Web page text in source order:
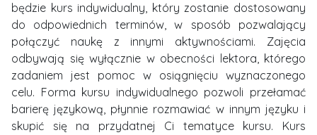
będzie kurs indywidualny, który zostanie dostosowany
do odpowiednich terminów, w sposób pozwalający
połączyć naukę z innymi aktywnościami. Zajęcia
odbywają się wyłącznie w obecności lektora, którego
zadaniem jest pomoc w osiągnięciu wyznaczonego
celu. Forma kursu indywidualnego pozwoli przełamać
barierę językową, płynnie rozmawiać w innym języku i
skupić się na przydatnej Ci tematyce kursu. Kurs